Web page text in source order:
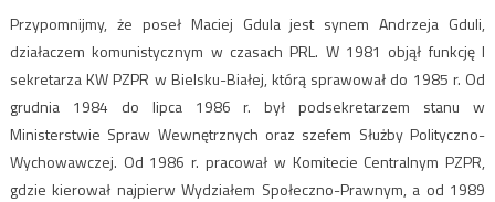
Przypomnijmy, że poseł Maciej Gdula jest synem Andrzeja Gduli,
działaczem komunistycznym w czasach PRL. W 1981 objął funkcję I
sekretarza KW PZPR w Bielsku-Białej, którą sprawował do 1985 r. Od
grudnia 1984 do lipca 1986 r. był podsekretarzem stanu w
Ministerstwie Spraw Wewnętrznych oraz szefem Służby Polityczno-
Wychowawczej. Od 1986 r. pracował w Komitecie Centralnym PZPR,
gdzie kierował najpierw Wydziałem Społeczno-Prawnym, a od 1989